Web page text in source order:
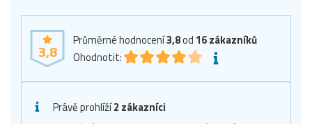
3,8
Průměrné hodnocení3,8od 16zákazníků
Ohodnotit:
Právě prohlíží2 zákazníci